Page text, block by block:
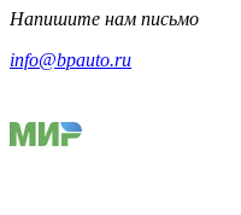
Напишите нам письмо
info@bpauto.ru